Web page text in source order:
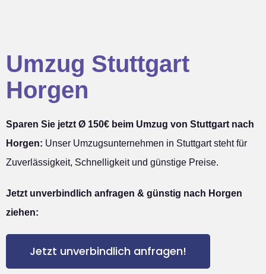
Umzug Stuttgart
Horgen
Sparen Sie jetzt Ø 150€ beim Umzug von Stuttgart nach
Horgen: Unser Umzugsunternehmen in Stuttgart steht für
Zuverlässigkeit, Schnelligkeit und günstige Preise.
Jetzt unverbindlich anfragen & günstig nach Horgen
ziehen:
Jetzt unverbindlich anfragen!